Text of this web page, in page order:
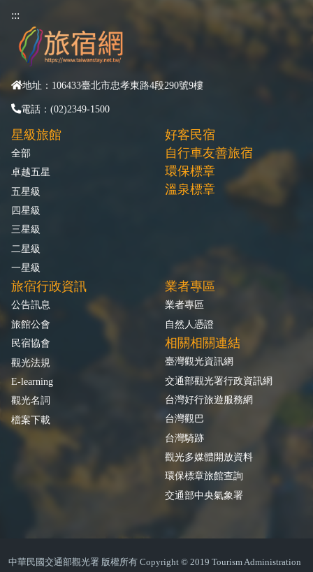
:::
地址：106433臺北市忠孝東路4段290號9樓
電話：(02)2349-1500
星級旅館
全部
卓越五星
五星級
四星級
三星級
二星級
一星級
好客民宿
自行車友善旅宿
環保標章
溫泉標章
旅宿行政資訊
公告訊息
旅館公會
民宿協會
觀光法規
E-learning
觀光名詞
檔案下載
業者專區
業者專區
自然人憑證
相關相關連結
臺灣觀光資訊網
交通部觀光署行政資訊網
台灣好行旅遊服務網
台灣觀巴
台灣騎跡
觀光多媒體開放資料
環保標章旅館查詢
交通部中央氣象署
中華民國交通部觀光署 版權所有 Copyright © 2019 Tourism Administration